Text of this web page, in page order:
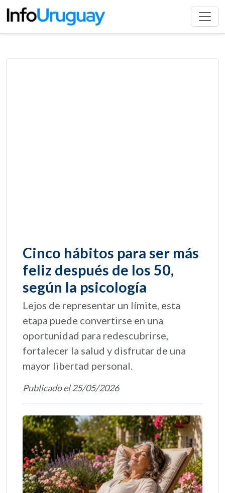
Cinco hábitos para ser más
feliz después de los 50,
según la psicología
Lejos de representar un límite, esta
etapa puede convertirse en una
oportunidad para redescubrirse,
fortalecer la salud y disfrutar de una
mayor libertad personal.
Publicado el 25/05/2026